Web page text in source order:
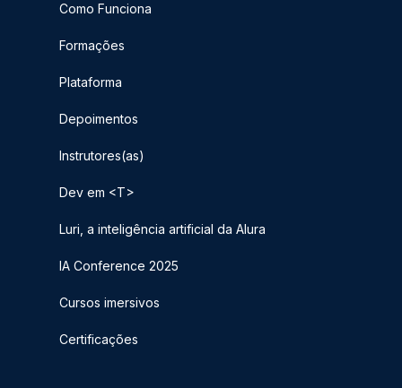
Como Funciona
Formações
Plataforma
Depoimentos
Instrutores(as)
Dev em <T>
Luri, a inteligência artificial da Alura
IA Conference 2025
Cursos imersivos
Certificações